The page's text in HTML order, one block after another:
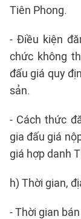
Tiên Phong.
- Điều kiện
chức không
đấu giá quy
sản.
- Cách thức
gia đấu giá
giá hợp danh
h) Thời gian,
- Thời gian